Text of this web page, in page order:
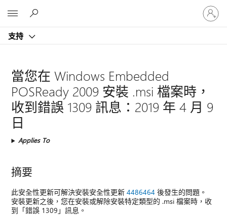
支持
登
入
您
當您在 Windows Embedded
POSReady 2009 安裝 .msi 檔案時，
收到錯誤 1309 訊息：2019 年 4 月 9
日
Applies To
摘要
此安全性更新可解決安裝安全性更新4486464 後發生的問題。
安裝更新之後，您在安裝或解除安裝特定類型的 .msi 檔案時，收
到「錯誤 1309」訊息。